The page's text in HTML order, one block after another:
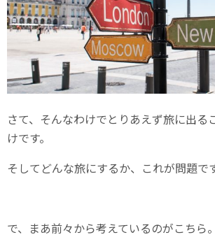
さて、そんなわけでとりあえず旅に出る
けです。
そしてどんな旅にするか、これが問題で
で、まあ前々から考えているのがこちら。